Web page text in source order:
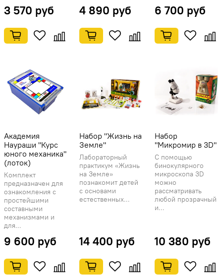
3 570 руб 4 890 руб 6 700 руб
Академия
Наураши "Курс
юного механика"
(лоток)
Комплект
предназначен для
ознакомления с
простейшими
составными
механизмами и
для...
9 600 руб
Набор "Жизнь на
Земле"
Лабораторный
практикум «Жизнь
на Земле»
познакомит детей
с основами
естественных...
14 400 руб
Набор
"Микромир в 3D"
С помощью
бинокулярного
микроскопа 3D
можно
рассматривать
любой прозрачный
и...
10 380 руб